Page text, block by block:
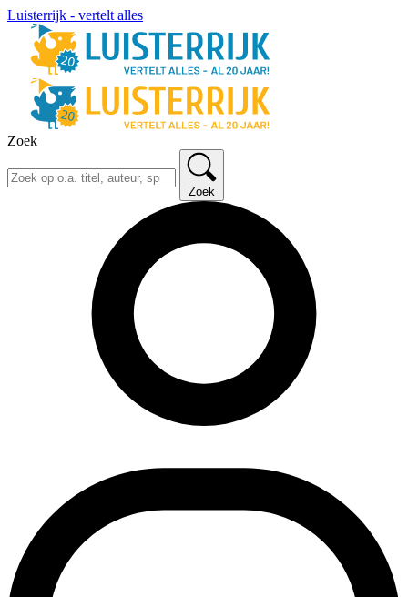
Luisterrijk - vertelt alles
Zoek
Zoek